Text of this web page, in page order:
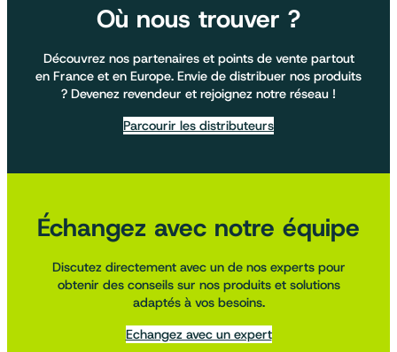
Où nous trouver ?
Découvrez nos partenaires et points de vente partout
en France et en Europe. Envie de distribuer nos produits
? Devenez revendeur et rejoignez notre réseau !
Parcourir les distributeurs
Échangez avec notre équipe
Discutez directement avec un de nos experts pour
obtenir des conseils sur nos produits et solutions
adaptés à vos besoins.
Echangez avec un expert